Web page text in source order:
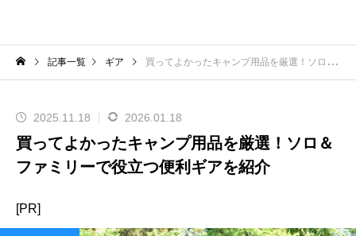
記事一覧 ギア 買ってよかったキャンプ用品を厳選！ソロ＆ファミリーで役立つ便利ギアを紹介
2025.11.18 2026.01.18
買ってよかったキャンプ用品を厳選！ソロ＆
ファミリーで役立つ便利ギアを紹介
[PR]